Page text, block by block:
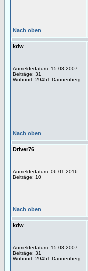
Nach oben
kdw
Anmeldedatum: 15.08.2007
Beiträge: 31
Wohnort: 29451 Dannenberg
Nach oben
Driver76
Anmeldedatum: 06.01.2016
Beiträge: 10
Nach oben
kdw
Anmeldedatum: 15.08.2007
Beiträge: 31
Wohnort: 29451 Dannenberg